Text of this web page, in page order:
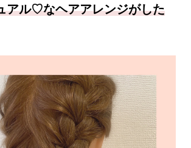
アル♡なヘアアレンジがした